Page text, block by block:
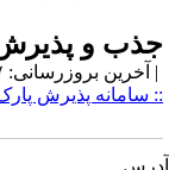
و پذیرش
بروزرسانی: ۱۴۰۰/۲/۷ |
سامانه پذیرش پارک